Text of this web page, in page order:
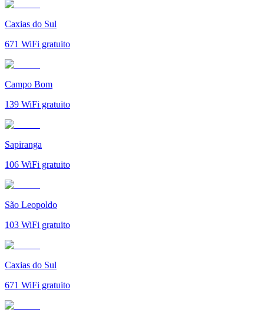
Caxias do Sul
671 WiFi gratuito
Campo Bom
139 WiFi gratuito
Sapiranga
106 WiFi gratuito
São Leopoldo
103 WiFi gratuito
Caxias do Sul
671 WiFi gratuito